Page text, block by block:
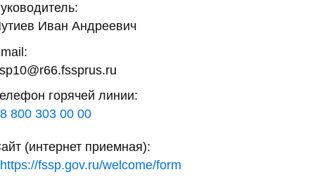
Иван Андреевич
горячей линии:
8 800 303 00 00
(интернет приемная):
https://fssp.gov.ru/welcome/form